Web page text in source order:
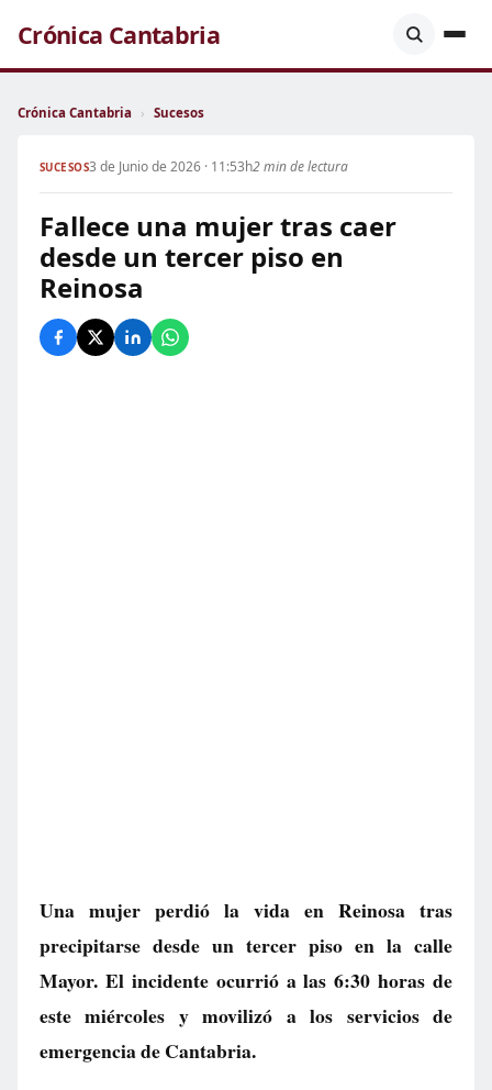
Crónica Cantabria
Crónica Cantabria › Sucesos
SUCESOS3 de Junio de 2026 · 11:53h2 min de lectura
Fallece una mujer tras caer
desde un tercer piso en
Reinosa
Una mujer perdió la vida en Reinosa tras
precipitarse desde un tercer piso en la calle
Mayor. El incidente ocurrió a las 6:30 horas de
este miércoles y movilizó a los servicios de
emergencia de Cantabria.